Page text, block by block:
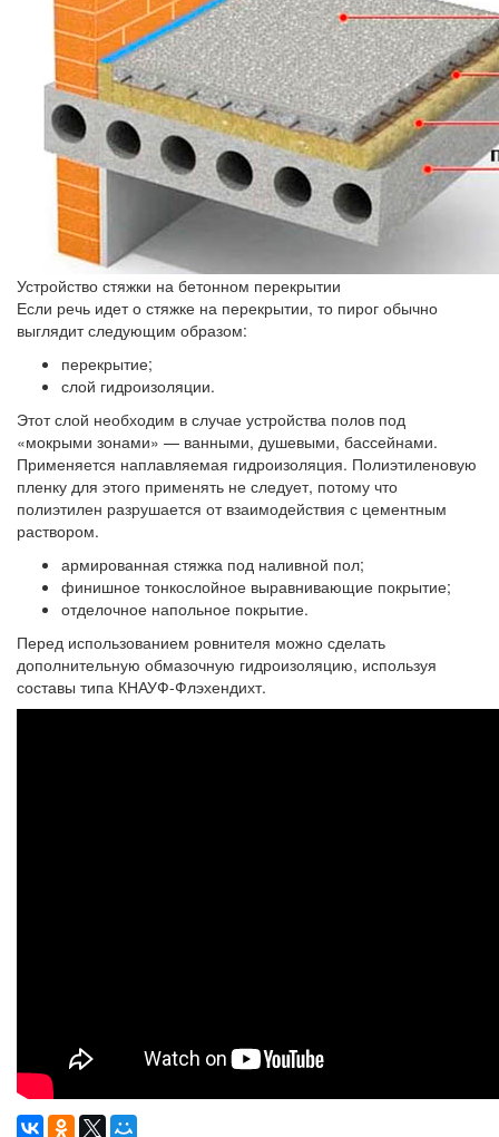
Устройство стяжки на бетонном перекрытии
Если речь идет о стяжке на перекрытии, то пирог обычно
выглядит следующим образом:
перекрытие;
слой гидроизоляции.
Этот слой необходим в случае устройства полов под
«мокрыми зонами» — ванными, душевыми, бассейнами.
Применяется наплавляемая гидроизоляция. Полиэтиленовую
пленку для этого применять не следует, потому что
полиэтилен разрушается от взаимодействия с цементным
раствором.
армированная стяжка под наливной пол;
финишное тонкослойное выравнивающие покрытие;
отделочное напольное покрытие.
Перед использованием ровнителя можно сделать
дополнительную обмазочную гидроизоляцию, используя
составы типа КНАУФ-Флэхендихт.